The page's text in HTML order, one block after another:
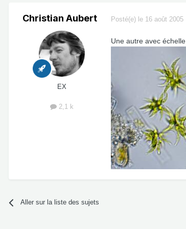
Christian Aubert
EX
2,1 k
Posté(e) le 16 août 2005
Une autre avec échelle
Aller sur la liste des sujets